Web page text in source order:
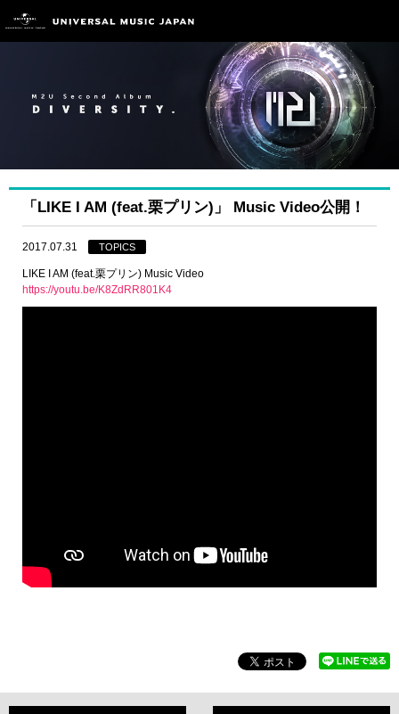
「LIKE I AM (feat.栗プリン)」 Music Video公開！
2017.07.31 TOPICS
LIKE I AM (feat.栗プリン) Music Video
https://youtu.be/K8ZdRR801K4